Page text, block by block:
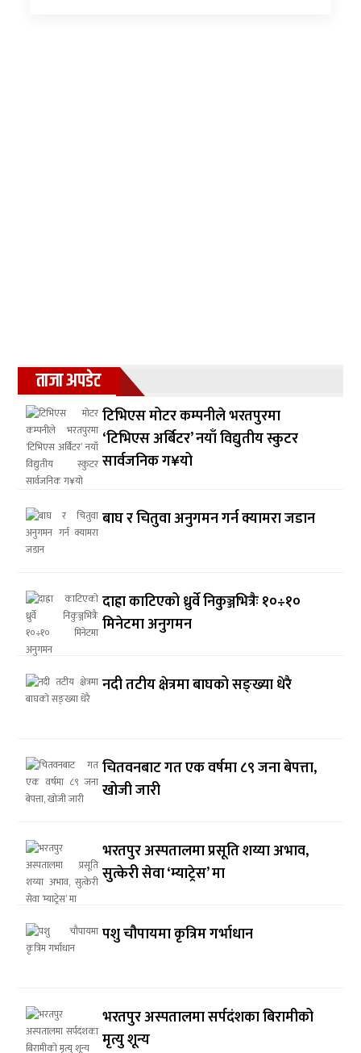
ताजा अपडेट
टिभिएस मोटर कम्पनीले भरतपुरमा
‘टिभिएस अर्बिटर’ नयाँ विद्युतीय स्कुटर
सार्वजनिक ग¥यो
बाघ र चितुवा अनुगमन गर्न क्यामरा जडान
दाह्रा काटिएको ध्रुर्वे निकुञ्जभित्रैः १०÷१०
मिनेटमा अनुगमन
नदी तटीय क्षेत्रमा बाघको सङ्ख्या धेरै
चितवनबाट गत एक वर्षमा ८९ जना बेपत्ता,
खोजी जारी
भरतपुर अस्पतालमा प्रसूति शय्या अभाव,
सुत्केरी सेवा ‘म्याट्रेस’ मा
पशु चौपायमा कृत्रिम गर्भाधान
भरतपुर अस्पतालमा सर्पदंशका बिरामीको
मृत्यु शून्य